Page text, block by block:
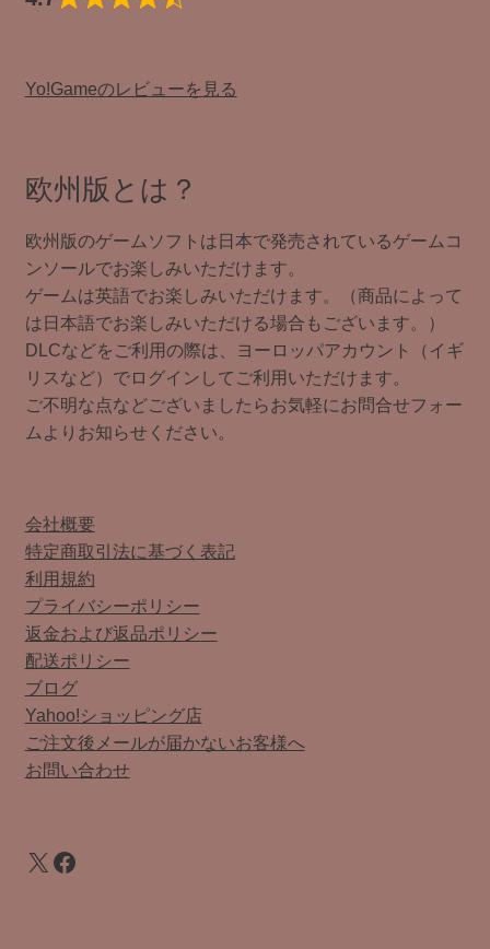
Yo!Gameのレビューを見る
欧州版とは？
欧州版のゲームソフトは日本で発売されているゲームコ
ンソールでお楽しみいただけます。
ゲームは英語でお楽しみいただけます。（商品によって
は日本語でお楽しみいただける場合もございます。）
DLCなどをご利用の際は、ヨーロッパアカウント（イギ
リスなど）でログインしてご利用いただけます。
ご不明な点などございましたらお気軽にお問合せフォー
ムよりお知らせください。
会社概要
特定商取引法に基づく表記
利用規約
プライバシーポリシー
返金および返品ポリシー
配送ポリシー
ブログ
Yahoo!ショッピング店
ご注文後メールが届かないお客様へ
お問い合わせ
X Facebook